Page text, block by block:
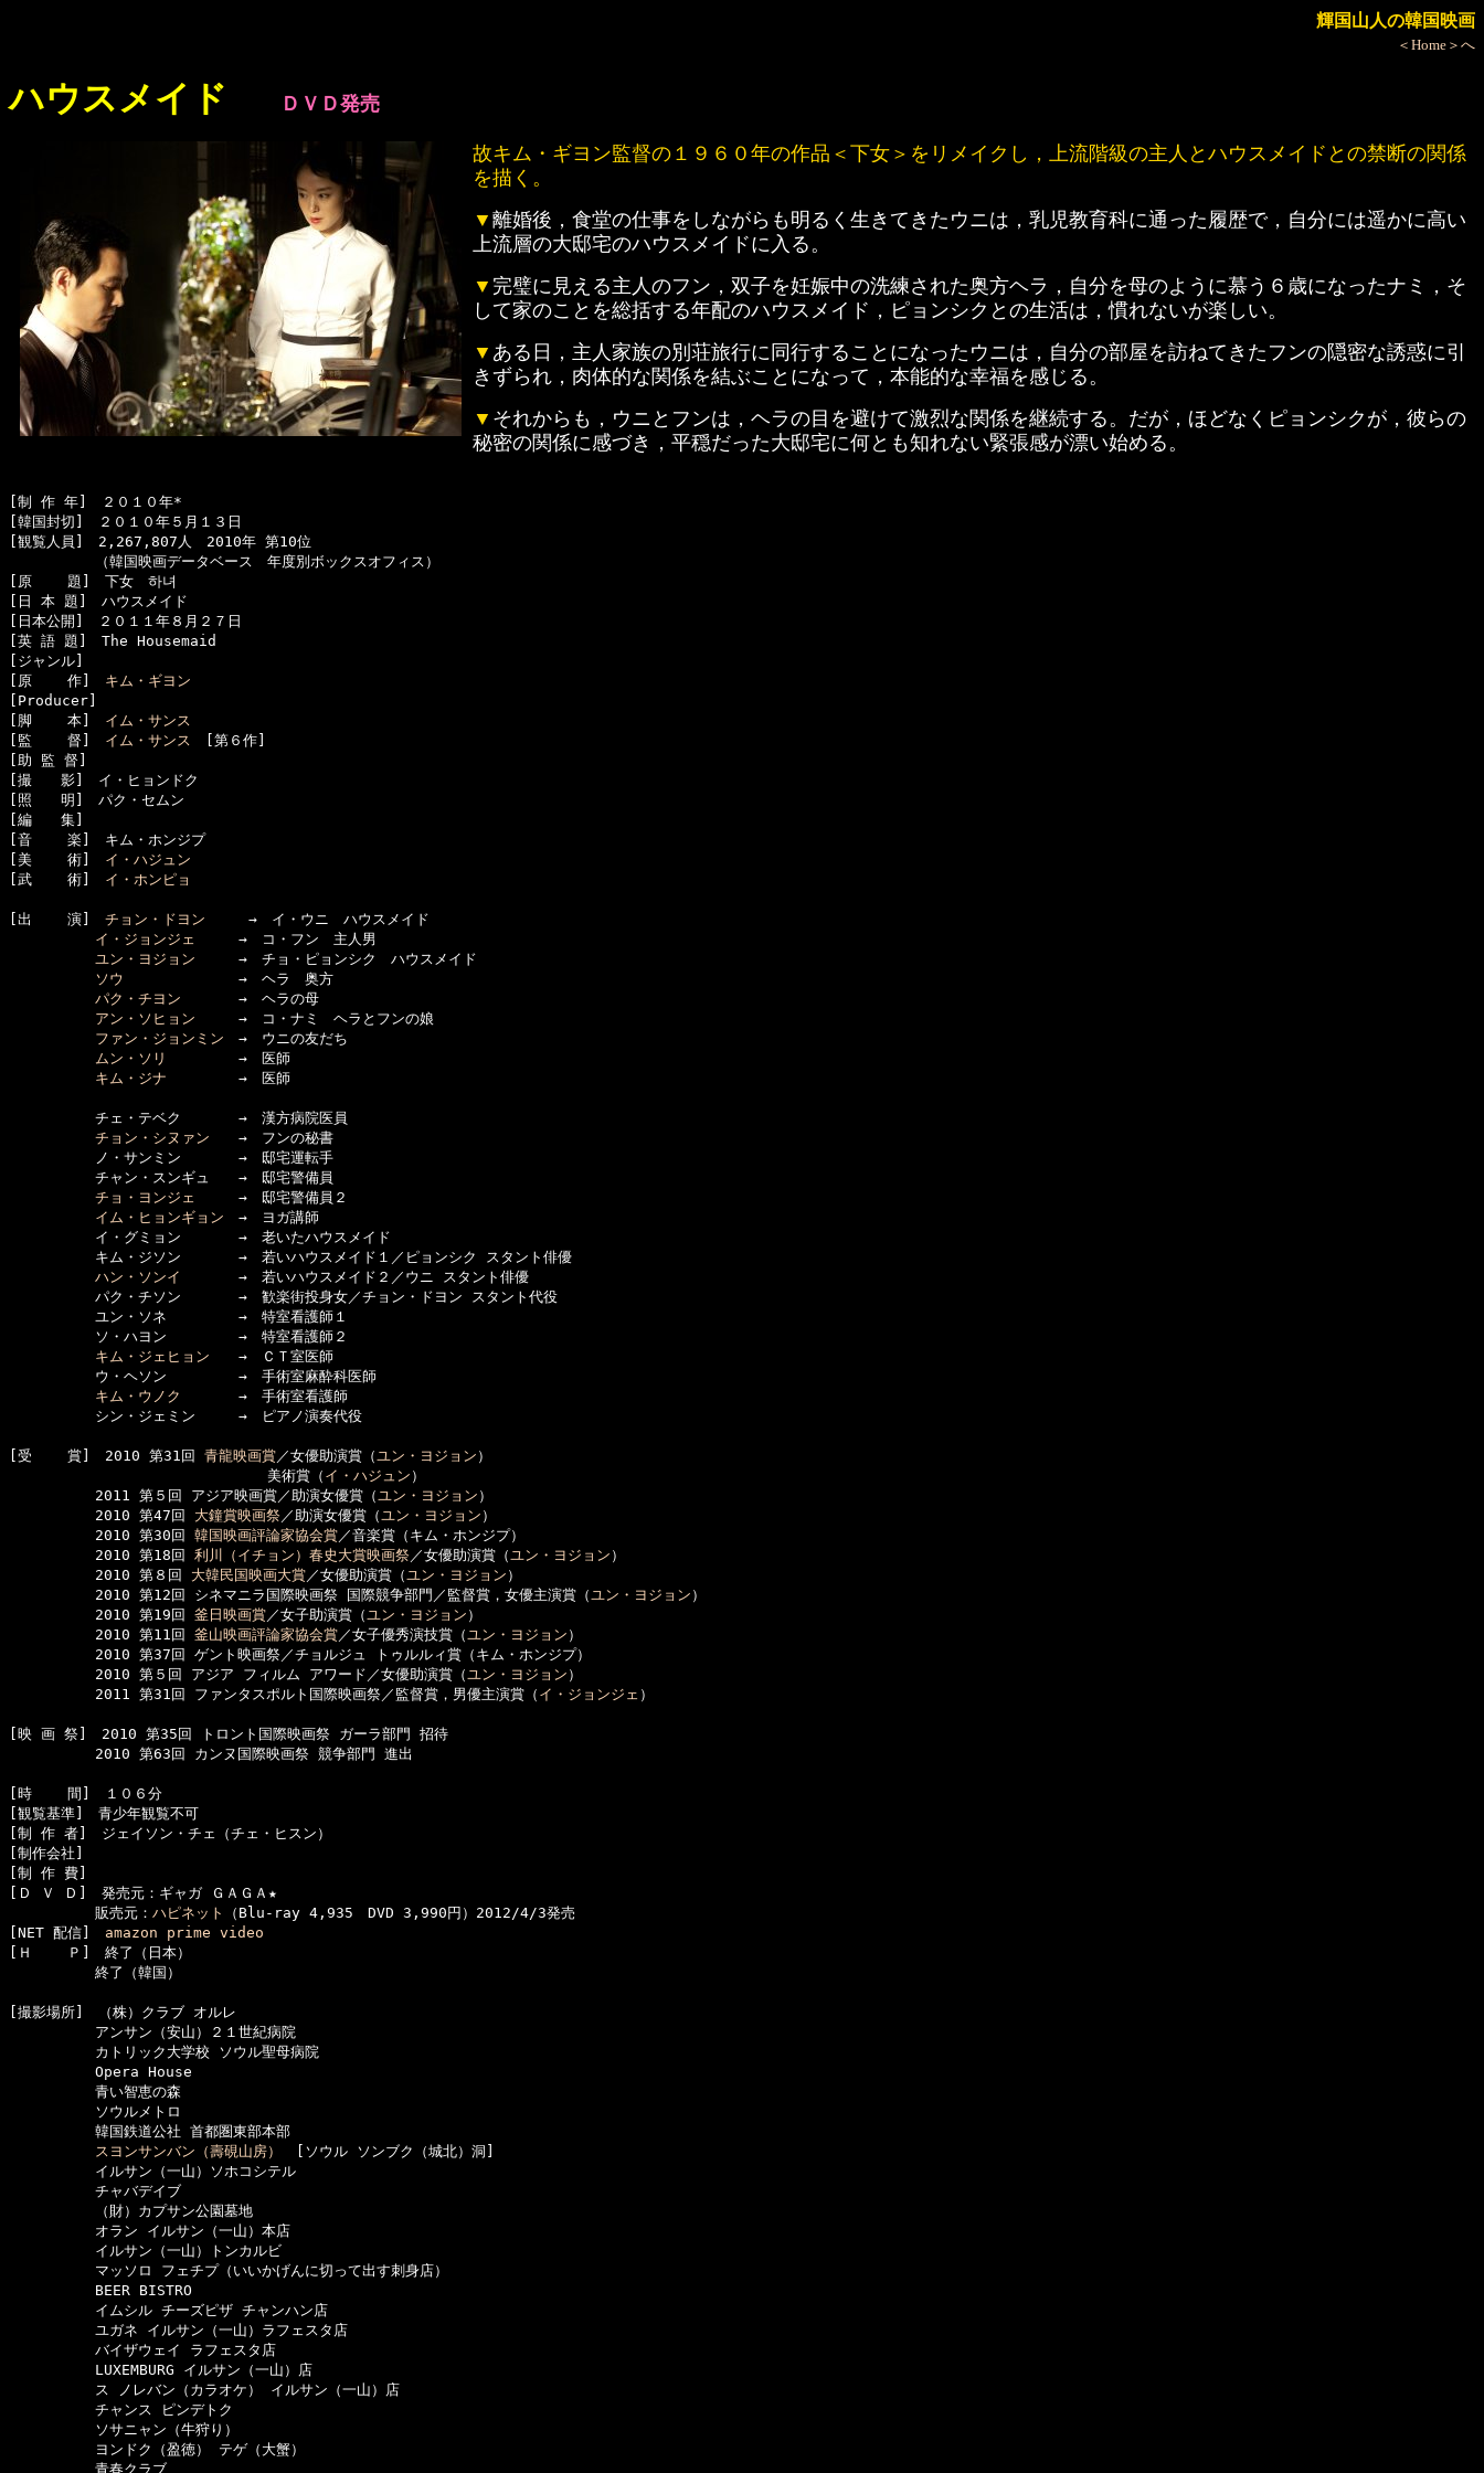
輝国山人の韓国映画
＜Home＞へ
ハウスメイド ＤＶＤ発売
故キム・ギヨン監督の１９６０年の作品＜下女＞をリメイクし，上流階級の主人とハウスメイドとの禁断の関係
を描く。
▼ 離婚後，食堂の仕事をしながらも明るく生きてきたウニは，乳児教育科に通った履歴で，自分には遥かに高い
上流層の大邸宅のハウスメイドに入る。
▼ 完璧に見える主人のフン，双子を妊娠中の洗練された奥方ヘラ，自分を母のように慕う６歳になったナミ，そ
して家のことを総括する年配のハウスメイド，ピョンシクとの生活は，慣れないが楽しい。
▼ ある日，主人家族の別荘旅行に同行することになったウニは，自分の部屋を訪ねてきたフンの隠密な誘惑に引
きずられ，肉体的な関係を結ぶことになって，本能的な幸福を感じる。
▼ それからも，ウニとフンは，ヘラの目を避けて激烈な関係を継続する。だが，ほどなくピョンシクが，彼らの
秘密の関係に感づき，平穏だった大邸宅に何とも知れない緊張感が漂い始める。
[制 作 年]　２０１０年*
[韓国封切]　２０１０年５月１３日
[観覧人員]　2,267,807人　2010年 第10位
（韓国映画データベース　年度別ボックスオフィス）
[原    題]　下女　하녀
[日 本 題]　ハウスメイド
[日本公開]　２０１１年８月２７日
[英 語 題]　The Housemaid
[ジャンル]
[原    作] キム・ギヨン
[Producer]
[脚    本] イム・サンス
[監    督] イム・サンス [第６作]
[助 監 督]
[撮　　影]　イ・ヒョンドク
[照　　明]　パク・セムン
[編　　集]
[音    楽]　キム・ホンジプ
[美    術] イ・ハジュン
[武    術] イ・ホンピョ
[出    演] チョン・ドヨン →　イ・ウニ　ハウスメイド
イ・ジョンジェ →　コ・フン　主人男
ユン・ヨジョン →　チョ・ピョンシク　ハウスメイド
ソウ
→　ヘラ　奥方
パク・チヨン →　ヘラの母
アン・ソヒョン →　コ・ナミ　ヘラとフンの娘
ファン・ジョンミン →　ウニの友だち
ムン・ソリ
→　医師
キム・ジナ →　医師
チェ・テベク　　　　→　漢方病院医員
チョン・シヌァン →　フンの秘書
ノ・サンミン　　　　→　邸宅運転手
チャン・スンギュ　　→　邸宅警備員
チョ・ヨンジェ →　邸宅警備員２
イム・ヒョンギョン →　ヨガ講師
イ・グミョン　　　　→　老いたハウスメイド
キム・ジソン　　　　→　若いハウスメイド１／ピョンシク スタント俳優
ハン・ソンイ
→　若いハウスメイド２／ウニ スタント俳優
パク・チソン　　　　→　歓楽街投身女／チョン・ドヨン スタント代役
ユン・ソネ　　　　　→　特室看護師１
ソ・ハヨン　　　　　→　特室看護師２
キム・ジェヒョン →　ＣＴ室医師
ウ・ヘソン　　　　　→　手術室麻酔科医師
キム・ウノク
→　手術室看護師
シン・ジェミン　　　→　ピアノ演奏代役
[受    賞]　2010 第31回 青龍映画賞／女優助演賞（ユン・ヨジョン ）
美術賞（ イ・ハジュン ）
2011 第５回 アジア映画賞／助演女優賞（ユン・ヨジョン ）
2010 第47回 大鐘賞映画祭／助演女優賞（ユン・ヨジョン ）
2010 第30回 韓国映画評論家協会賞／音楽賞（キム・ホンジプ）
2010 第18回 利川（イチョン）春史大賞映画祭／女優助演賞（ユン・ヨジョン ）
2010 第８回 大韓民国映画大賞／女優助演賞（ユン・ヨジョン ）
2010 第12回 シネマニラ国際映画祭 国際競争部門／監督賞，女優主演賞（ユン・ヨジョン ）
2010 第19回 釜日映画賞／女子助演賞（ユン・ヨジョン ）
2010 第11回 釜山映画評論家協会賞／女子優秀演技賞（ユン・ヨジョン ）
2010 第37回 ゲント映画祭／チョルジュ トゥルルィ賞（キム・ホンジプ）
2010 第５回 アジア フィルム アワード／女優助演賞（ユン・ヨジョン ）
2011 第31回 ファンタスポルト国際映画祭／監督賞，男優主演賞（ イ・ジョンジェ ）
[映 画 祭]　2010 第35回 トロント国際映画祭 ガーラ部門 招待
2010 第63回 カンヌ国際映画祭 競争部門 進出
[時    間]　１０６分
[観覧基準]　青少年観覧不可
[制 作 者]　ジェイソン・チェ（チェ・ヒスン）
[制作会社]
[制 作 費]
[Ｄ Ｖ Ｄ]　発売元：ギャガ ＧＡＧＡ★
販売元： ハピネット
（Blu-ray 4,935　DVD 3,990円）2012/4/3発売
[NET 配信] amazon prime video
[Ｈ    Ｐ]　終了（日本）
終了（韓国）
[撮影場所]　（株）クラブ オルレ
アンサン（安山）２１世紀病院
カトリック大学校 ソウル聖母病院
Opera House
青い智恵の森
ソウルメトロ
韓国鉄道公社 首都圏東部本部
スヨンサンバン（壽硯山房）
[ソウル ソンブク（城北）洞]
イルサン（一山）ソホコシテル
チャバデイブ
（財）カプサン公園墓地
オラン イルサン（一山）本店
イルサン（一山）トンカルビ
マッソロ フェチプ（いいかげんに切って出す刺身店）
BEER BISTRO
イムシル チーズピザ チャンハン店
ユガネ イルサン（一山）ラフェスタ店
バイザウェイ ラフェスタ店
LUXEMBURG イルサン（一山）店
ス ノレバン（カラオケ） イルサン（一山）店
チャンス ピンデトク
ソサニャン（牛狩り）
ヨンドク（盈徳） テゲ（大蟹）
青春クラブ